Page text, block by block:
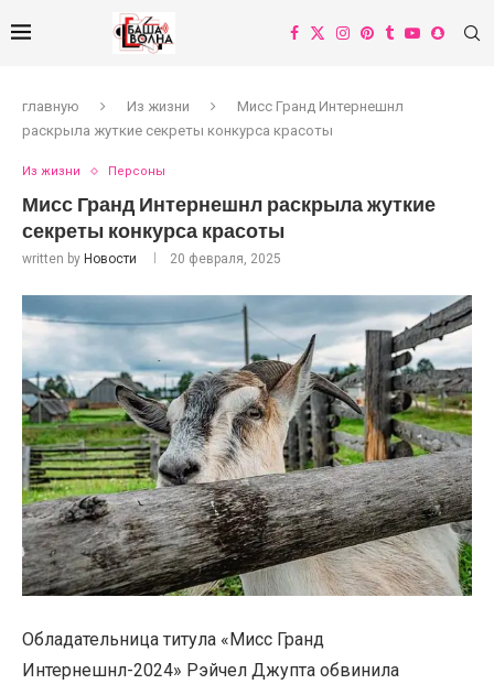
главную Из жизни
Мисс Гранд Интернешнл
раскрыла жуткие секреты конкурса красоты
Из жизни Персоны
Мисс Гранд Интернешнл раскрыла жуткие
секреты конкурса красоты
written by Новости 20 февраля, 2025
Обладательница титула «Мисс Гранд
Интернешнл-2024» Рэйчел Джупта обвинила